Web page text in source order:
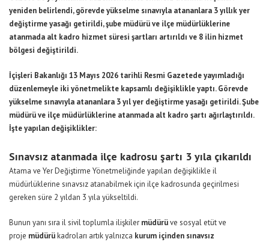
yeniden belirlendi, görevde yükselme sınavıyla atananlara 3 yıllık yer
değiştirme yasağı getirildi, şube müdürü ve ilçe müdürlüklerine
atanmada alt kadro hizmet süresi şartları artırıldı ve 8 ilin hizmet
bölgesi değiştirildi.
İçişleri Bakanlığı 13 Mayıs 2026 tarihli Resmi Gazetede yayımladığı
düzenlemeyle iki yönetmelikte kapsamlı değişiklikle yaptı. Görevde
yükselme sınavıyla atananlara 3 yıl yer değiştirme yasağı getirildi. Şube
müdürü ve ilçe müdürlüklerine atanmada alt kadro şartı ağırlaştırıldı.
İşte yapılan değişiklikler:
Sınavsız atanmada ilçe kadrosu şartı 3 yıla çıkarıldı
Atama ve Yer Değiştirme Yönetmeliğinde yapılan değişiklikle il
müdürlüklerine sınavsız atanabilmek için ilçe kadrosunda geçirilmesi
gereken süre 2 yıldan 3 yıla yükseltildi.
Bunun yanı sıra il sivil toplumla ilişkiler müdürüve sosyal etüt ve
proje müdürükadroları artık yalnızca kurum içinden sınavsız